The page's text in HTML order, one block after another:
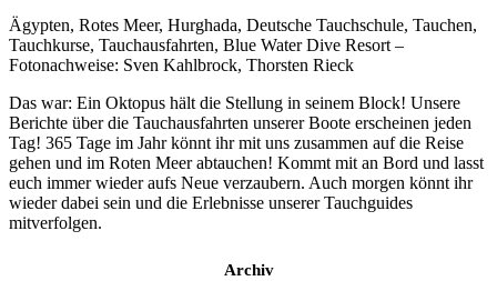
Ägypten, Rotes Meer, Hurghada, Deutsche Tauchschule, Tauchen,
Tauchkurse, Tauchausfahrten, Blue Water Dive Resort –
Fotonachweise: Sven Kahlbrock, Thorsten Rieck
Das war: Ein Oktopus hält die Stellung in seinem Block! Unsere
Berichte über die Tauchausfahrten unserer Boote erscheinen jeden
Tag! 365 Tage im Jahr könnt ihr mit uns zusammen auf die Reise
gehen und im Roten Meer abtauchen! Kommt mit an Bord und lasst
euch immer wieder aufs Neue verzaubern. Auch morgen könnt ihr
wieder dabei sein und die Erlebnisse unserer Tauchguides
mitverfolgen.
Archiv